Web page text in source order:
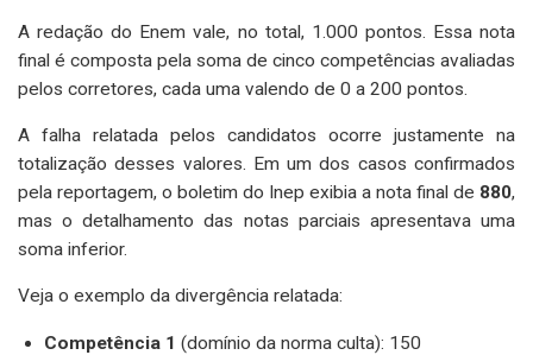
A redação do Enem vale, no total, 1.000 pontos. Essa nota
final é composta pela soma de cinco competências avaliadas
pelos corretores, cada uma valendo de 0 a 200 pontos.
A falha relatada pelos candidatos ocorre justamente na
totalização desses valores. Em um dos casos confirmados
pela reportagem, o boletim do Inep exibia a nota final de 880,
mas o detalhamento das notas parciais apresentava uma
soma inferior.
Veja o exemplo da divergência relatada:
Competência 1 (domínio da norma culta): 150